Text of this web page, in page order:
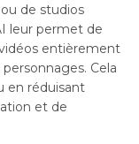
de studios
leur permet de
entièrement
Cela
en réduisant
et de